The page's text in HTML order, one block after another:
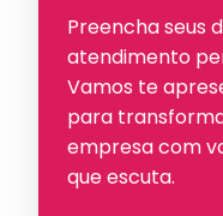
Preencha seus
atendimento
Vamos te
para
empresa com
que escuta.